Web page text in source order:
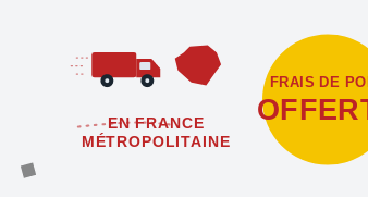
EN FRANCE
MÉTROPOLITAINE
FRAIS DE